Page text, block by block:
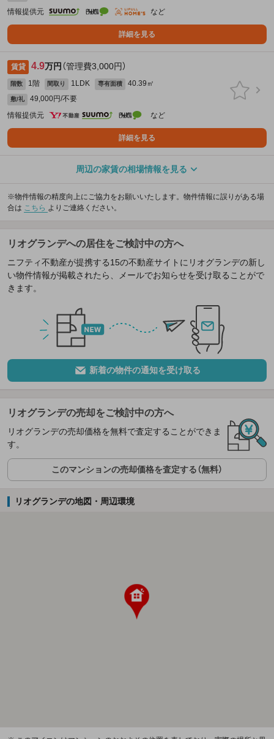
情報提供元
など
詳細を見る
賃貸 4.9万円 （管理費3,000円）
階数 1階 間取り 1LDK 専有面積 40.39㎡
敷/礼
49,000円/不要
情報提供元
など
詳細を見る
周辺の家賃の相場情報を見る
※物件情報の精度向上にご協力をお願いいたします。物件情報に誤りがある場
合は こちら よりご連絡ください。
リオグランデへの居住をご検討中の方へ
ニフティ不動産が提携する15の不動産サイトにリオグランデの新し
い物件情報が掲載されたら、メールでお知らせを受け取ることがで
きます。
新着の物件の通知を受け取る
リオグランデの売却をご検討中の方へ
リオグランデの売却価格を無料で査定することができま
す。
このマンションの売却価格を査定する（無料）
リオグランデの地図・周辺環境